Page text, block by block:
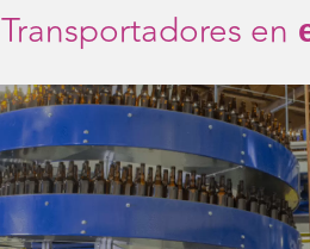
Transportadores en